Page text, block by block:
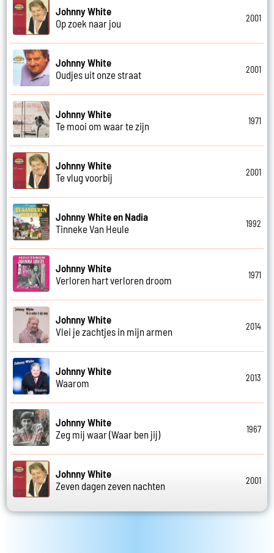
Johnny White
Op zoek naar jou
2001
Johnny White
Oudjes uit onze straat
2001
Johnny White
Te mooi om waar te zijn
1971
Johnny White
Te vlug voorbij
2001
Johnny White en Nadia
Tinneke Van Heule
1992
Johnny White
Verloren hart verloren droom
1971
Johnny White
Vlei je zachtjes in mijn armen
2014
Johnny White
Waarom
2013
Johnny White
Zeg mij waar (Waar ben jij)
1967
Johnny White
Zeven dagen zeven nachten
2001